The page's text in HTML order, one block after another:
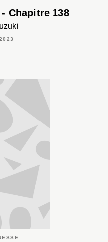
Chapitre 138